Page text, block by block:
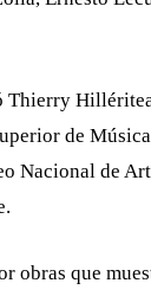
de
Nacional de
obras que